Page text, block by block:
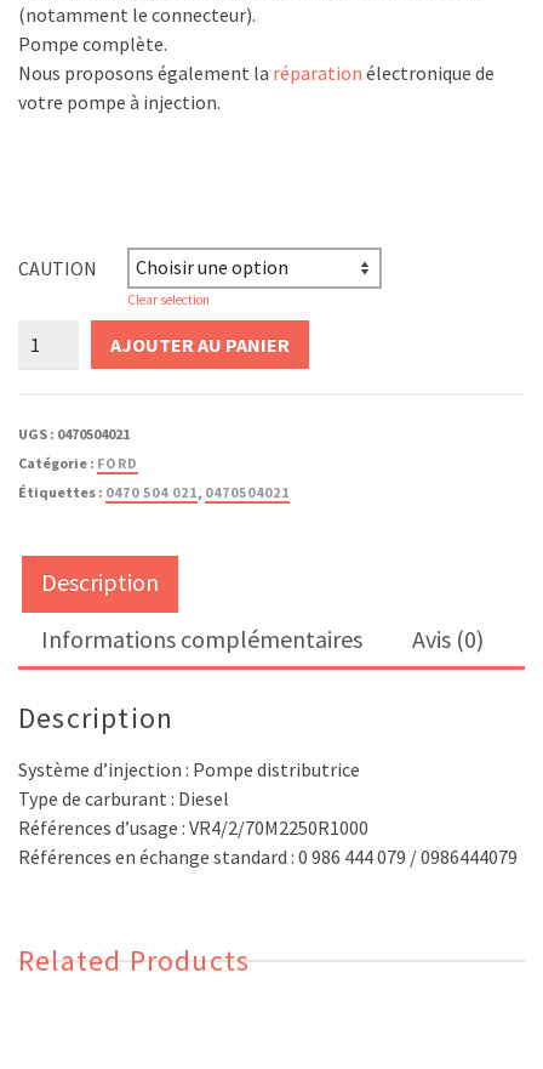
(notamment le connecteur).
Pompe complète.
Nous proposons également la réparation électronique de
votre pompe à injection.
CAUTION
Clear selection
quantité
504
021
AJOUTER AU PANIER
UGS : 0470504021
Catégorie : FORD
Étiquettes : 0470 504 021, 0470504021
Description
Informations complémentaires
Avis (0)
Description
Système d’injection : Pompe distributrice
Type de carburant : Diesel
Références d’usage : VR4/2/70M2250R1000
Références en échange standard : 0 986 444 079 / 0986444079
Related Products